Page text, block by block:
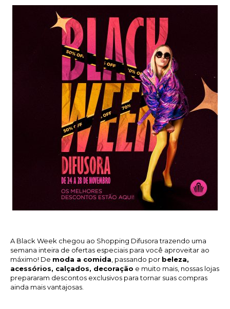
A Black Week chegou ao Shopping Difusora trazendo uma
semana inteira de ofertas especiais para você aproveitar ao
máximo! De moda a comida , passando por beleza,
acessórios, calçados, decoração e muito mais, nossas lojas
prepararam descontos exclusivos para tornar suas compras
ainda mais vantajosas.